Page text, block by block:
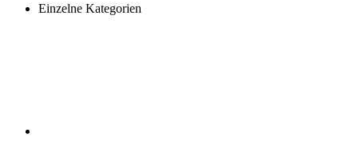
Einzelne Kategorien